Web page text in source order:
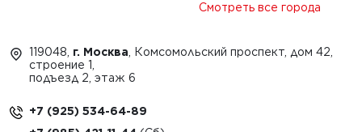
Смотреть все города
119048, г. Москва , Комсомольский проспект, дом 42,
строение 1,
подъезд 2, этаж 6
+7 (925) 534-64-89